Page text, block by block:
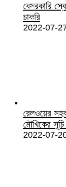
বেসরকারি
চাকরি
2022-07-
রেলওয়ের
মৌখিকের
2022-07-